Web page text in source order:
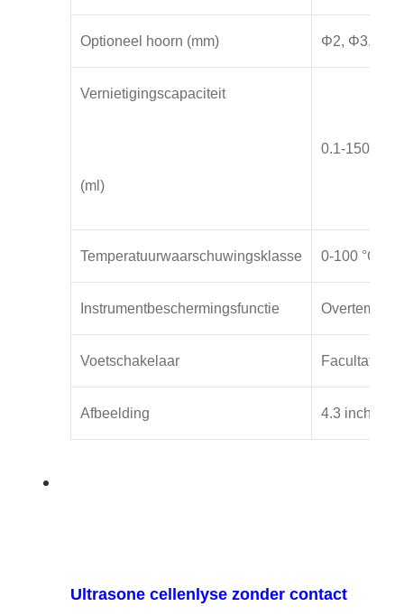
Optioneel hoorn (mm) Φ2, Φ3, Φ6
Vernietigingscapaciteit
(ml)
0.1-150
Temperatuurwaarschuwingsklasse 0-100 °C
Instrumentbeschermingsfunctie
Voetschakelaar Facultatief
Afbeelding 4.3 inch TFT
Ultrasone cellenlyse zonder contact